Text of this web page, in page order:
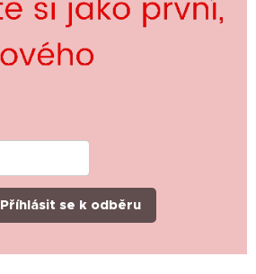
Příhlásit se k odběru